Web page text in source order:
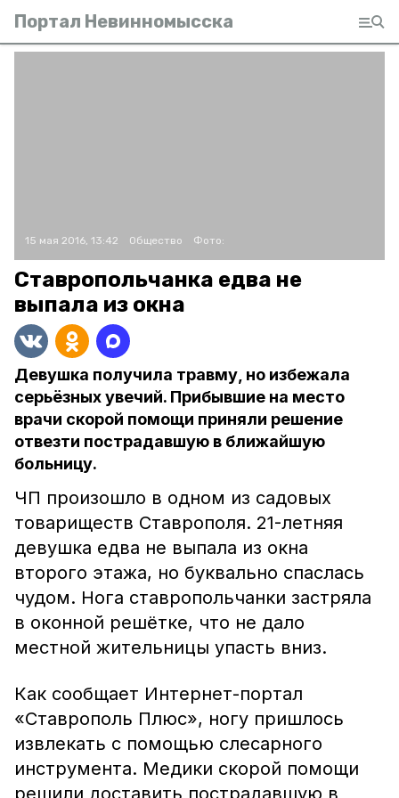
Портал Невинномысска
15 мая 2016, 13:42 Общество Фото:
Ставропольчанка едва не
выпала из окна
Девушка получила травму, но избежала
серьёзных увечий. Прибывшие на место
врачи скорой помощи приняли решение
отвезти пострадавшую в ближайшую
больницу.
ЧП произошло в одном из садовых
товариществ Ставрополя. 21-летняя
девушка едва не выпала из окна
второго этажа, но буквально спаслась
чудом. Нога ставропольчанки застряла
в оконной решётке, что не дало
местной жительницы упасть вниз.
Как сообщает Интернет-портал
«Ставрополь Плюс», ногу пришлось
извлекать с помощью слесарного
инструмента. Медики скорой помощи
решили доставить пострадавшую в